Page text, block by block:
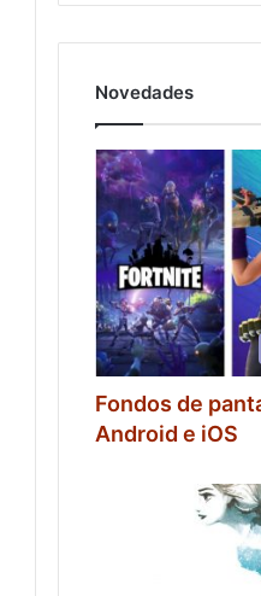
Novedades
Fondos de
Android e iOS